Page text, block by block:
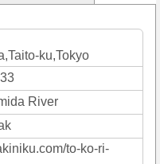
ku,Tokyo
River
to-ko-ri-